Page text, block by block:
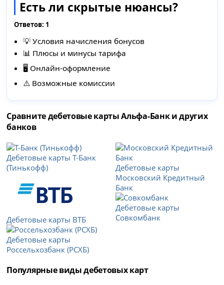
Есть ли скрытые нюансы?
Ответов: 1
💡 Условия начисления бонусов
📊 Плюсы и минусы тарифа
🖥 Онлайн-оформление
⚠️ Возможные комиссии
Сравните дебетовые карты Альфа-Банк и других
банков
Дебетовые карты Т-Банк
(Тинькофф)
Дебетовые карты ВТБ
Дебетовые карты
Россельхозбанк (РСХБ)
Дебетовые карты
Московский Кредитный
Банк
Дебетовые карты
Совкомбанк
Популярные виды дебетовых карт